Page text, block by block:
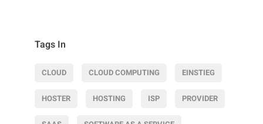
Tags In
CLOUD CLOUD COMPUTING EINSTIEG
HOSTER HOSTING ISP PROVIDER